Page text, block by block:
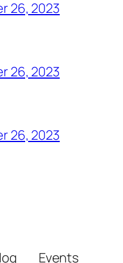
26, 2023
26, 2023
26, 2023
Events